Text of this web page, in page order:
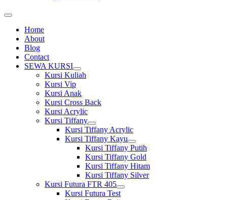
Home
About
Blog
Contact
SEWA KURSI
Show
sub
Kursi Kuliah
Kursi Vip
Kursi Anak
Kursi Cross Back
Kursi Acrylic
Kursi Tiffany
Show
sub
menu
Kursi Tiffany Acrylic
Kursi Tiffany Kayu
Show
sub
menu
Kursi Tiffany Putih
Kursi Tiffany Gold
Kursi Tiffany Hitam
Kursi Tiffany Silver
Kursi Futura FTR 405
Show
sub
Kursi Futura Test